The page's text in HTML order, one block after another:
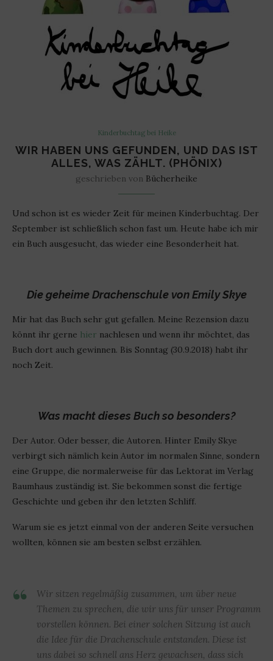
Kinderbuchtag bei Heike
WIR HABEN UNS GEFUNDEN, UND DAS IST
ALLES, WAS ZÄHLT. (PHÖNIX)
geschrieben von Bücherheike
Und schon ist es wieder Zeit für meinen Kinderbuchtag. Der
September ist schließlich schon fast um. Heute habe ich mir
ein Buch ausgesucht, das wieder eine Besonderheit hat.
Die geheime Drachenschule von Emily Skye
Mir hat das Buch sehr gut gefallen. Meine Rezension dazu
könnt ihr gerne hier nachlesen und wenn ihr möchtet, das
Buch dort auch gewinnen. Bis Sonntag (30.9.2018) habt ihr
noch Zeit.
Was macht dieses Buch so besonders?
Der Autor. Oder besser, die Autoren. Hinter Emily Skye
verbirgt sich nämlich kein Autor im normalen Sinne, sondern
eine Gruppe, die normalerweise für das Lektorat im Verlag
Baumhaus zuständig ist. Sie bekommen sonst die fertige
Geschichte und geben ihr den letzten Schliff.
Warum sie es jetzt einmal von der anderen Seite versuchen
wollten, können sie am besten selbst erzählen.
Wir sitzen regelmäßig zusammen, um über neue
Themen zu sprechen, die wir uns für unser Programm
vorstellen können. Bei einer solchen Sitzung ist auch
die Idee für die Drachenschule entstanden. Diese ist
uns dabei so schnell ans Herz gewachsen, dass sich